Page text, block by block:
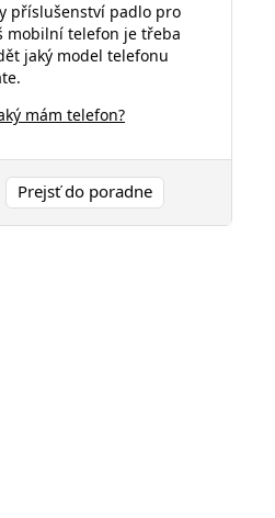
příslušenství padlo pro
mobilní telefon je třeba
jaký model telefonu
mám telefon?
Prejsť do poradne